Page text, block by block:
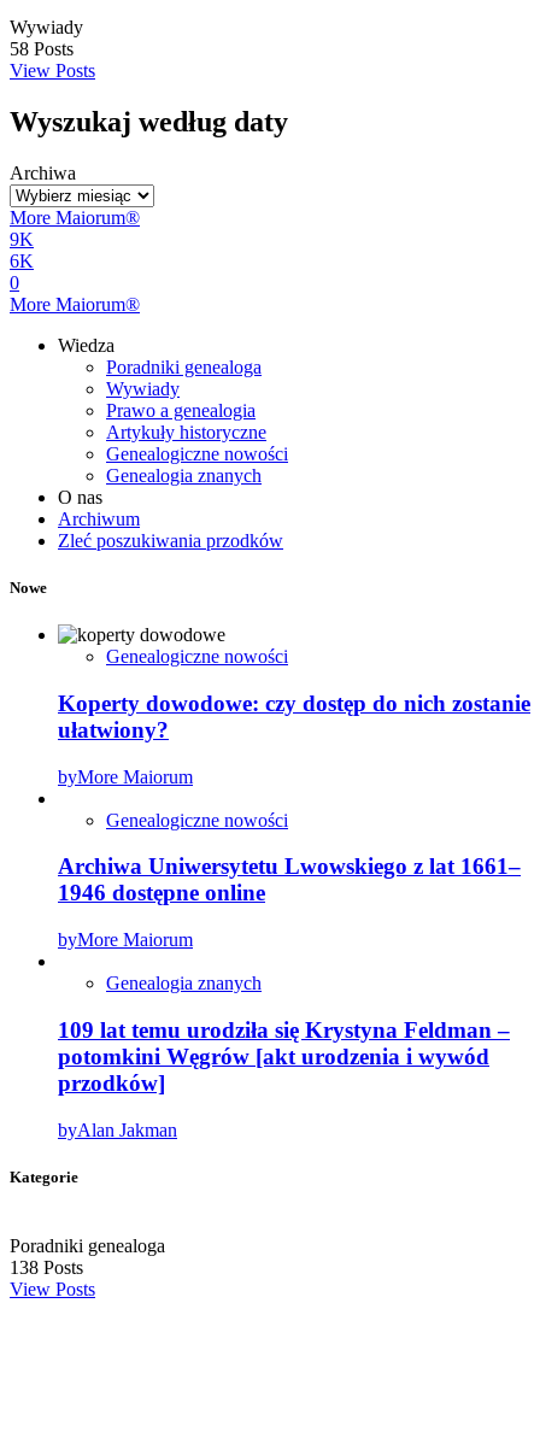
Wywiady
58 Posts
View Posts
Wyszukaj według daty
Archiwa
More Maiorum®
9K
6K
0
More Maiorum®
Wiedza
Poradniki genealoga
Wywiady
Prawo a genealogia
Artykuły historyczne
Genealogiczne nowości
Genealogia znanych
O nas
Archiwum
Zleć poszukiwania przodków
Nowe
Genealogiczne nowości
Koperty dowodowe: czy dostęp do nich zostanie
ułatwiony?
byMore Maiorum
Genealogiczne nowości
Archiwa Uniwersytetu Lwowskiego z lat 1661–
1946 dostępne online
byMore Maiorum
Genealogia znanych
109 lat temu urodziła się Krystyna Feldman –
potomkini Węgrów [akt urodzenia i wywód
przodków]
byAlan Jakman
Kategorie
Poradniki genealoga
138 Posts
View Posts